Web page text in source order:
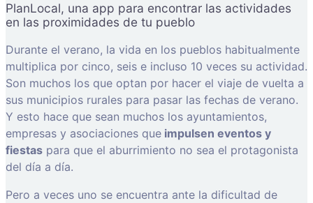
PlanLocal, una app para encontrar las actividades
en las proximidades de tu pueblo
Durante el verano, la vida en los pueblos habitualmente
multiplica por cinco, seis e incluso 10 veces su actividad.
Son muchos los que optan por hacer el viaje de vuelta a
sus municipios rurales para pasar las fechas de verano.
Y esto hace que sean muchos los ayuntamientos,
empresas y asociaciones que impulsen eventos y
fiestas para que el aburrimiento no sea el protagonista
del día a día.
Pero a veces uno se encuentra ante la dificultad de